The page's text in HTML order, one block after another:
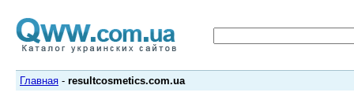
Главная - resultcosmetics.com.ua